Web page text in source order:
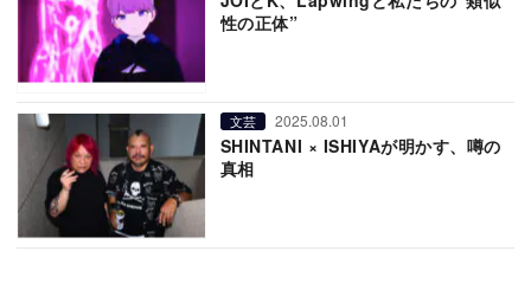
性の正体”
文芸 2025.08.01
SHINTANI × ISHIYAが明かす、噂の
真相